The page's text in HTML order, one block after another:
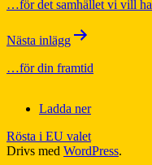
…för det samhället vi vill ha
Nästa inlägg
…för din framtid
Ladda ner
Rösta i EU valet
Drivs med WordPress.